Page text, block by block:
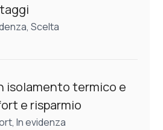
,Scelta
isolamento termico e
e risparmio
,In evidenza